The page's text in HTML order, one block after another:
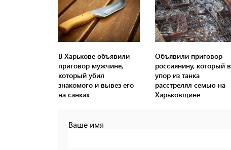
В Харькове объявили
приговор мужчине,
который убил
знакомого и вывез его
на санках
Объявили приговор
россиянину, который в
упор из танка
расстрелял семью на
Харьковщине
Ваше имя